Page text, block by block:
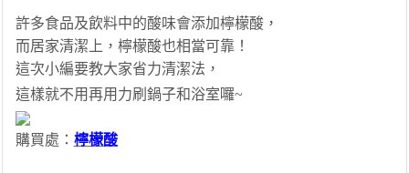
許多食品及飲料中的酸味會添加檸檬酸，
而居家清潔上，檸檬酸也相當可靠！
這次小編要教大家省力清潔法，
這樣就不用再用力刷鍋子和浴室囉~
購買處： 檸檬酸